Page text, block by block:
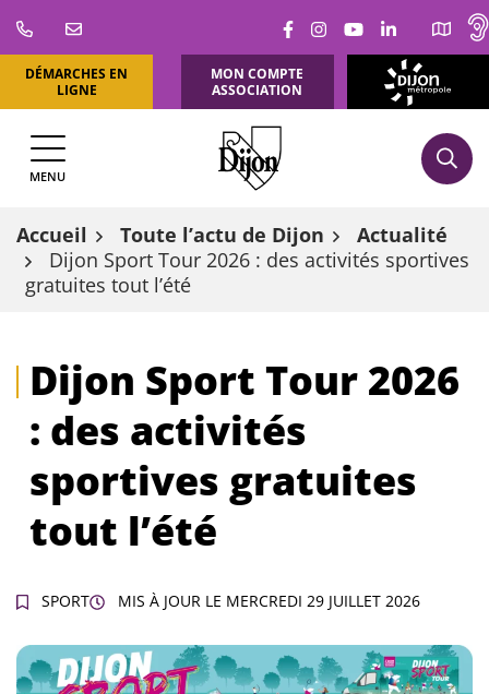
au
contenu
Lien vers le compte
Lien vers le
Lien vers la
Lien vers
DÉMARCHES EN
LIGNE
MON COMPTE
ASSOCIATION
DIJON
MENU
Accueil Toute l’actu de Dijon
Actualité
Dijon Sport Tour 2026 : des activités sportives
gratuites tout l’été
Dijon Sport Tour 2026
: des activités
sportives gratuites
tout l’été
SPORT MIS À JOUR LE MERCREDI 29 JUILLET 2026